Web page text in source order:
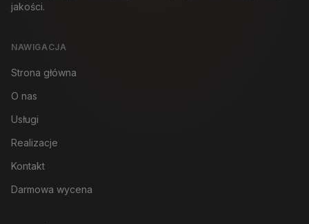
jakości.
NAWIGACJA
Strona główna
O nas
Usługi
Realizacje
Kontakt
Darmowa wycena